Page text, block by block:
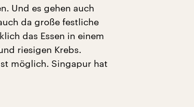
Und es gehen auch
da große festliche
das Essen in einem
riesigen Krebs.
möglich. Singapur hat